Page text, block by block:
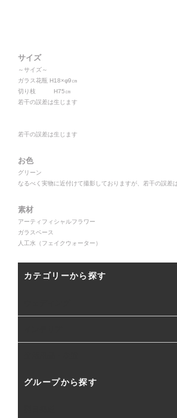
サイズ
～サイズ～
ガラス花瓶 H18×φ9㎝
切り枝 H75㎝
若干の誤差は生じます
若干の誤差は生じます
お色
グリーン
なるべく実物に近付けて撮影しておりますが、若干の誤差
素材
アーティフィシャルフラワー
ガラスベース
人工水（フェイクウォーター）
カテゴリーから探す
グループから探す